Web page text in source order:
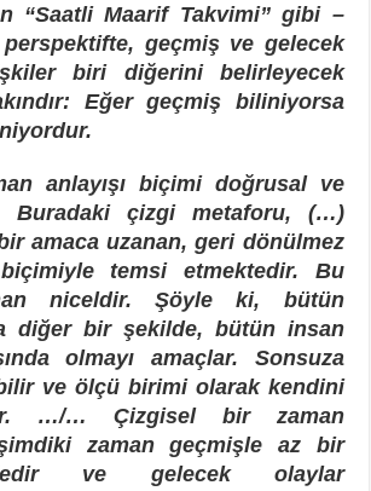
“Saatli Maarif Takvimi” gibi –
geçmiş ve gelecek
biri diğerini belirleyecek
Eğer geçmiş biliniyorsa
anlayışı biçimi doğrusal ve
Buradaki çizgi metaforu, (…)
amaca uzanan, geri dönülmez
temsi etmektedir. Bu
niceldir. Şöyle ki, bütün
diğer bir şekilde, bütün insan
olmayı amaçlar. Sonsuza
ve ölçü birimi olarak kendini
…/… Çizgisel bir zaman
şimdiki zaman geçmişle az bir
ve gelecek olaylar